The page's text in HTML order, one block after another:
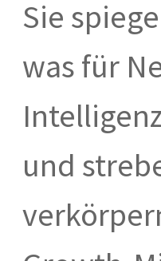
Sie
was für
und